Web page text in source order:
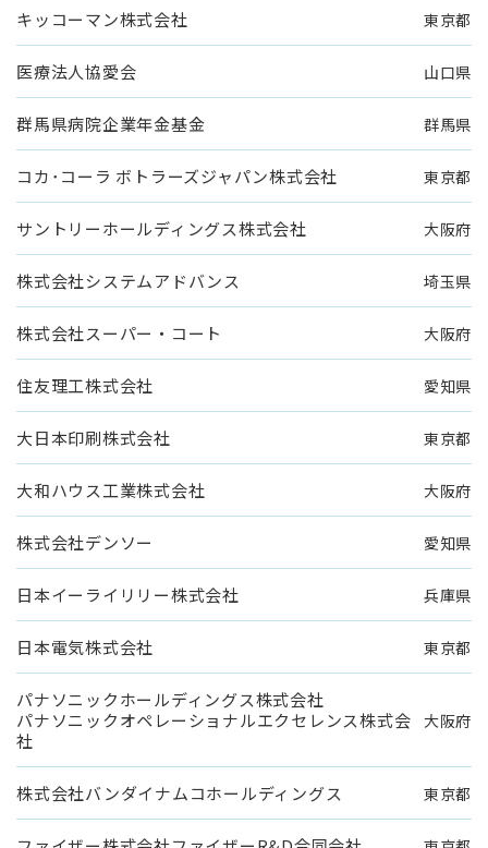
キッコーマン株式会社 東京都
医療法人協愛会 山口県
群馬県病院企業年金基金 群馬県
コカ･コーラ ボトラーズジャパン株式会社 東京都
サントリーホールディングス株式会社 大阪府
株式会社システムアドバンス 埼玉県
株式会社スーパー・コート 大阪府
住友理工株式会社 愛知県
大日本印刷株式会社 東京都
大和ハウス工業株式会社 大阪府
株式会社デンソー 愛知県
日本イーライリリー株式会社 兵庫県
日本電気株式会社 東京都
パナソニックホールディングス株式会社
パナソニックオペレーショナルエクセレンス株式会
社
大阪府
株式会社バンダイナムコホールディングス 東京都